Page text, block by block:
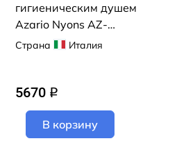
гигиеническим душем
Azario Nyons AZ-
KFX02BN (сатин)
Страна Италия
5670 q
В корзину